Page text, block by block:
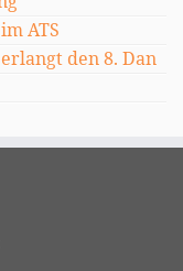
ATS
den 8. Dan